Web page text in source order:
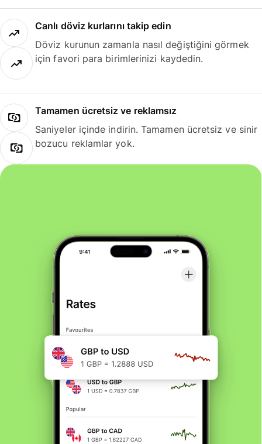
Canlı döviz kurlarını takip edin
Döviz kurunun zamanla nasıl değiştiğini görmek
için favori para birimlerinizi kaydedin.
Tamamen ücretsiz ve reklamsız
Saniyeler içinde indirin. Tamamen ücretsiz ve sinir
bozucu reklamlar yok.